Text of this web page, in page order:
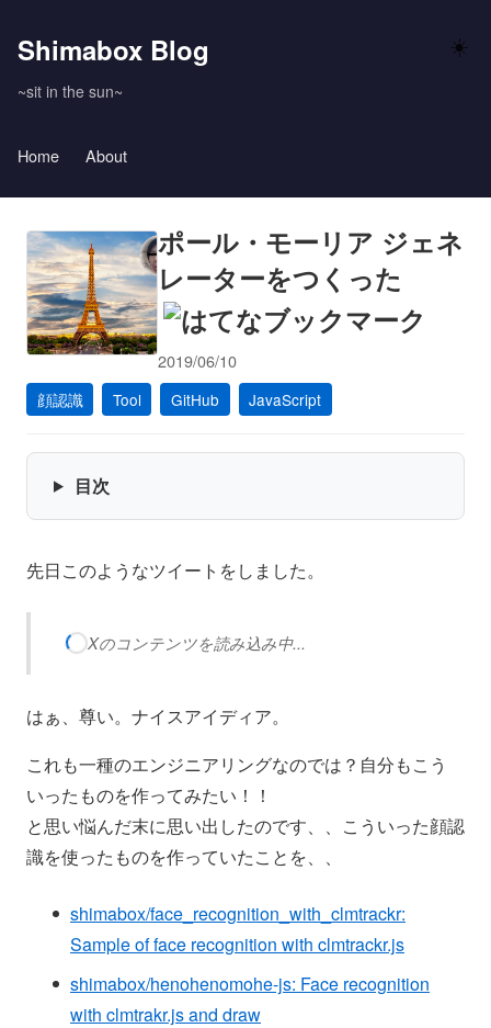
Shimabox Blog
~sit in the sun~
☀️
Home About
ポール・モーリア ジェネ
レーターをつくった
2019/06/10
顔認識 Tool GitHub JavaScript
目次
先日このようなツイートをしました。
Xのコンテンツを読み込み中...
はぁ、尊い。ナイスアイディア。
これも一種のエンジニアリングなのでは？自分もこう
いったものを作ってみたい！！
と思い悩んだ末に思い出したのです、、こういった顔認
識を使ったものを作っていたことを、、
shimabox/face_recognition_with_clmtrackr:
Sample of face recognition with clmtrackr.js
shimabox/henohenomohe-js: Face recognition
with clmtrakr.js and draw